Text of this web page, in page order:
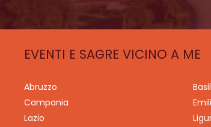
EVENTI E SAGRE VICINO A ME
Abruzzo
Campania
Lazio